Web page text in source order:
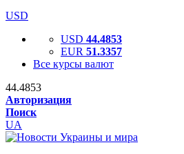
USD
USD 44.4853
EUR 51.3357
Все курсы валют
44.4853
Авторизация
Поиск
UA